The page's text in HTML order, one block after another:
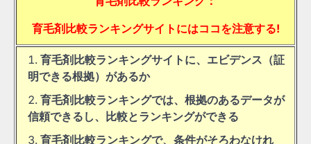
育毛剤比較ランキングサイトにはココを注意する!
育毛剤比較ランキングサイトに、エビデンス（証
明できる根拠）があるか
育毛剤比較ランキングでは、根拠のあるデータが
信頼できるし、比較とランキングができる
育毛剤比較ランキングで、条件がそろわなけれ